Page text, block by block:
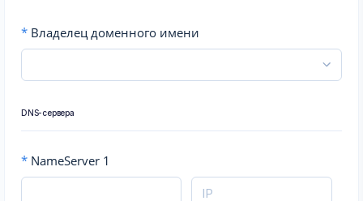
* Владелец доменного имени
DNS-сервера
* NameServer 1